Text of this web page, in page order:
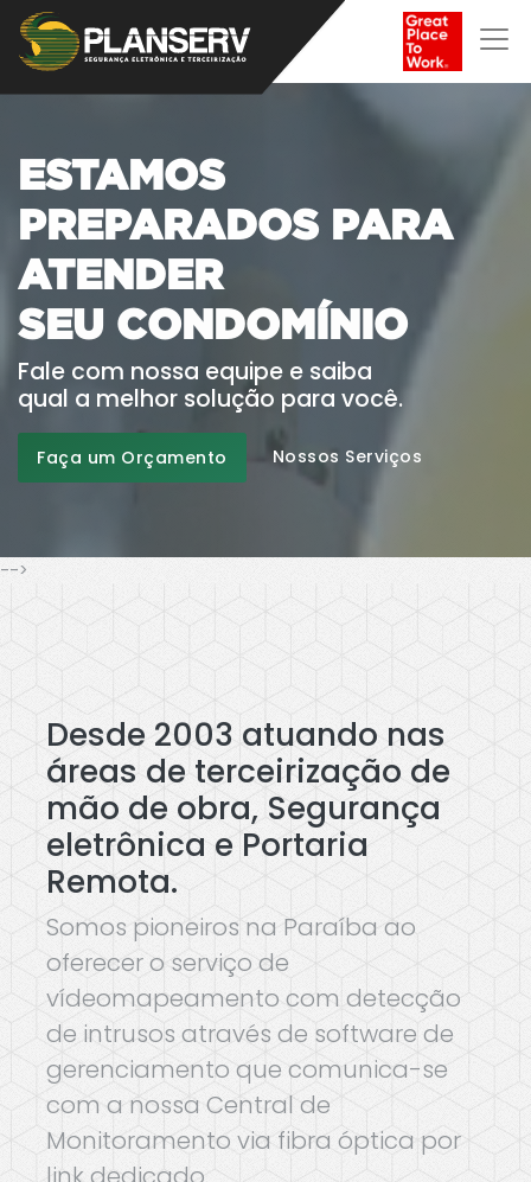
ESTAMOS
PREPARADOS PARA
ATENDER
SUA FAMÍLIA
Fale com nossa equipe e saiba
qual a melhor solução para você.
Faça um Orçamento Nossos Serviços
-->
Desde 2003 atuando nas
áreas de terceirização de
mão de obra, Segurança
eletrônica e Portaria
Remota.
Somos pioneiros na Paraíba ao
oferecer o serviço de
vídeomapeamento com detecção
de intrusos através de software de
gerenciamento que comunica-se
com a nossa Central de
Monitoramento via fibra óptica por